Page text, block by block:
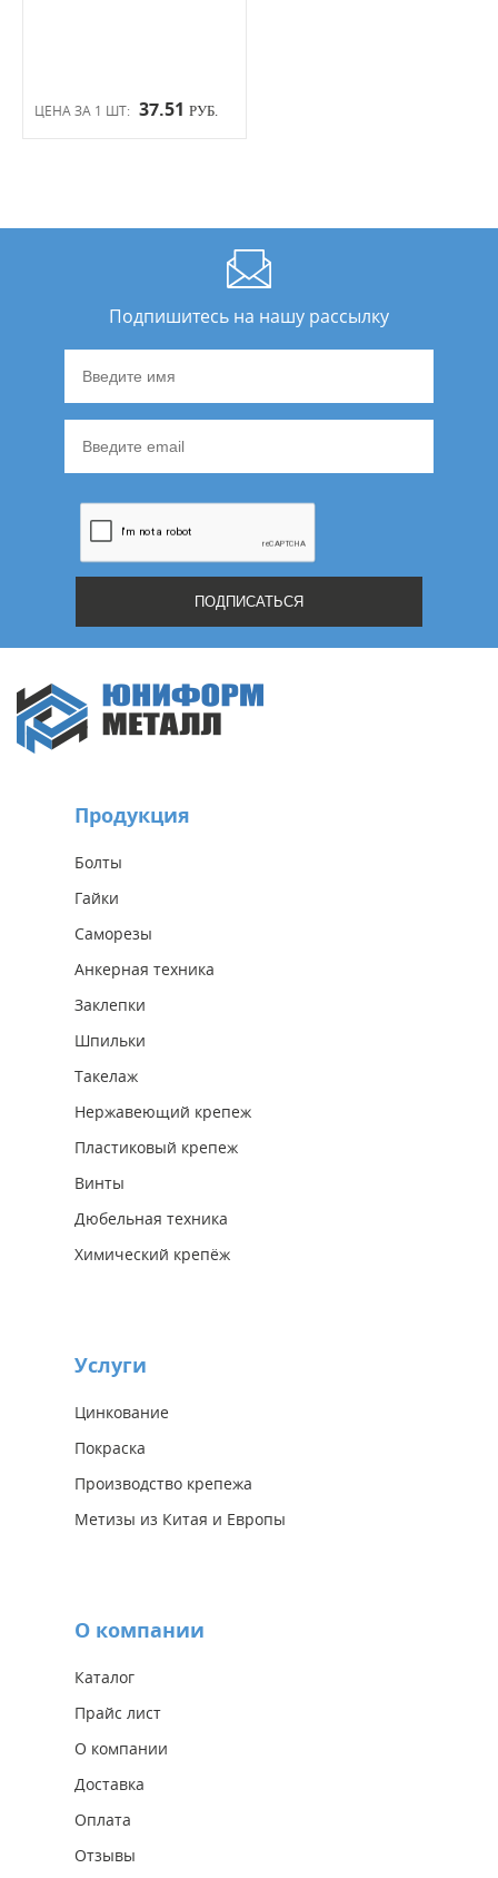
ЦЕНА ЗА 1 ШТ: 37.51 РУБ.
Подпишитесь на нашу рассылку
Продукция
Болты
Гайки
Саморезы
Анкерная техника
Заклепки
Шпильки
Такелаж
Нержавеющий крепеж
Пластиковый крепеж
Винты
Дюбельная техника
Химический крепёж
Услуги
Цинкование
Покраска
Производство крепежа
Метизы из Китая и Европы
О компании
Каталог
Прайс лист
О компании
Доставка
Оплата
Отзывы